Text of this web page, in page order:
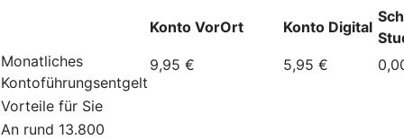
Konto VorOrt Konto Digital
Monatliches
Kontoführungsentgelt
9,95 € 5,95 €
Vorteile für Sie
An rund 13.800